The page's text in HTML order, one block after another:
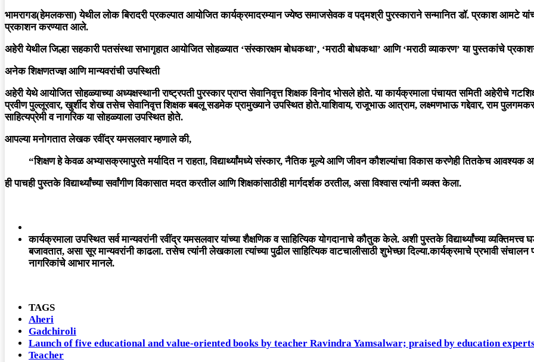
भामरागड(हेमलकसा) येथील लोक बिरादरी प्रकल्पात आयोजित कार्यक्रमादरम्यान ज्येष्ठ समाजसेवक व पद्मश्री पुरस्काराने सन्मानितडॉ. प्रकाश आमटे
प्रकाशन करण्यात आले.
अहेरीयेथील जिल्हा सहकारी पतसंस्था सभागृहात आयोजित सोहळ्यात ‘संस्कारक्षम बोधकथा’, ‘मराठी बोधकथा’ आणि‘मराठी व्याकरण’ या पुस्तकांचे
अनेक शिक्षणतज्ज्ञ आणि मान्यवरांची उपस्थिती
अहेरी येथे आयोजित सोहळ्याच्या अध्यक्षस्थानी राष्ट्रपती पुरस्कार प्राप्त सेवानिवृत्त शिक्षक विनोद भोसले होते. या कार्यक्रमाला पंचायत समिती अहेरीचे
प्रवीण पुल्लूरवार, खुर्शीद शेख तसेच सेवानिवृत्त शिक्षक बबलू सडमेक प्रामुख्याने उपस्थित होते.याशिवाय, राजूभाऊ आत्राम, लक्ष्मणभाऊ गद्देवार, राम
साहित्यप्रेमी व नागरिक या सोहळ्याला उपस्थित होते.
आपल्या मनोगतात लेखक रवींद्र यमसलवार म्हणाले की,
“शिक्षण हे केवळ अभ्यासक्रमापुरते मर्यादित न राहता, विद्यार्थ्यांमध्ये संस्कार, नैतिक मूल्ये आणि जीवन कौशल्यांचा विकास करणेही तितकेच आवश्यक
ही पाचही पुस्तके विद्यार्थ्यांच्या सर्वांगीण विकासात मदत करतील आणि शिक्षकांसाठीही मार्गदर्शक ठरतील, असा विश्वास त्यांनी व्यक्त केला.
कार्यक्रमाला उपस्थित सर्व मान्यवरांनी रवींद्र यमसलवार यांच्या शैक्षणिक व साहित्यिक योगदानाचे कौतुक केले. अशी पुस्तके विद्यार्थ्यांच्या
बजावतात, असा सूर मान्यवरांनी काढला. तसेच त्यांनी लेखकाला त्यांच्या पुढील साहित्यिक वाटचालीसाठी शुभेच्छा दिल्या.कार्यक्रमाचे प्रभावी
नागरिकांचे आभार मानले.
TAGS
Aheri
Gadchiroli
Launch of five educational and value-oriented books by teacher Ravindra Yamsalwar; praised by education
Teacher